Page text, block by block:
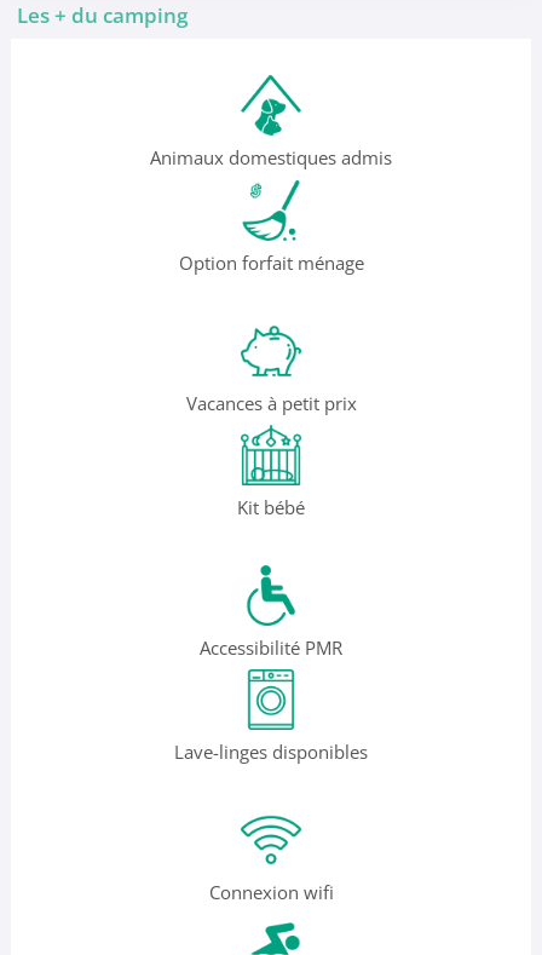
Les + du camping
Animaux domestiques admis
Option forfait ménage
Vacances à petit prix
Kit bébé
Accessibilité PMR
Lave-linges disponibles
Connexion wifi